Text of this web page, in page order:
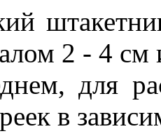
2 - 4
для
в